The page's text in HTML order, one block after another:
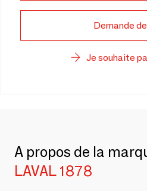
Demande
Je souhaite
A propos de la
LAVAL 1878